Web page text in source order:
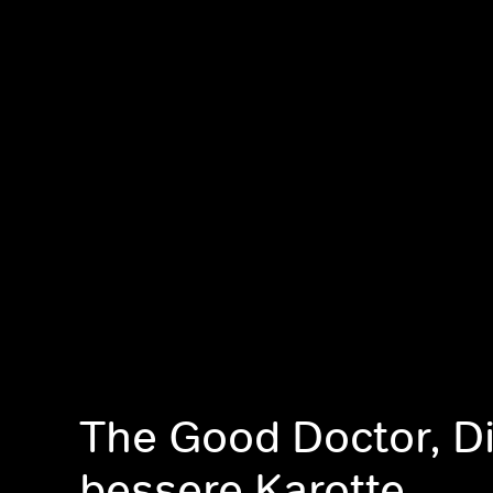
The Good Doctor,